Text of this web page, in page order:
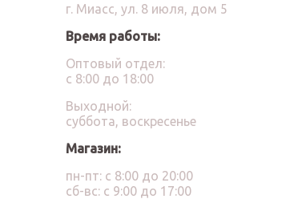
г. Миасс, ул. 8 июля, дом 5
Время работы:
Оптовый отдел:
с 8:00 до 18:00
Выходной:
суббота, воскресенье
Магазин:
пн-пт: с 8:00 до 20:00
сб-вс: с 9:00 до 17:00